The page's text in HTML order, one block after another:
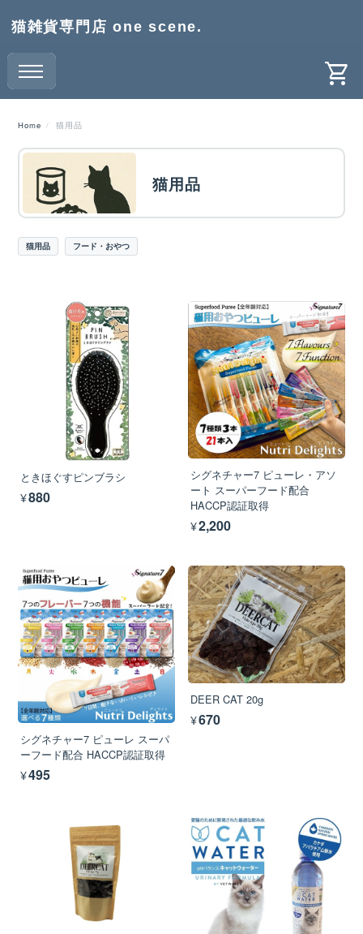
猫雑貨専門店 one scene.
Home 猫用品
猫用品
猫用品 フード・おやつ
ときほぐすピンブラシ
¥880
シグネチャー7 ピューレ・アソ
ート スーパーフード配合
HACCP認証取得
¥2,200
シグネチャー7 ピューレ スーパ
ーフード配合 HACCP認証取得
¥495
DEER CAT 20g
¥670